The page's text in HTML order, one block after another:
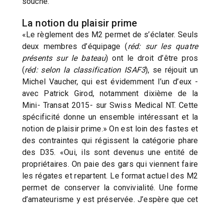
La notion du plaisir prime
«Le règlement des M2 permet de s’éclater. Seuls
deux membres d’équipage (réd: sur les quatre
présents sur le bateau) ont le droit d’être pros
(réd: selon la classification ISAF3), se réjouit un
Michel Vaucher, qui est évidemment l’un d’eux -
avec Patrick Girod, notamment dixième de la
Mini- Transat 2015- sur Swiss Medical NT. Cette
spécificité donne un ensemble intéressant et la
notion de plaisir prime.» On est loin des fastes et
des contraintes qui régissent la catégorie phare
des D35. «Oui, ils sont devenus une entité de
propriétaires. On paie des gars qui viennent faire
les régates et repartent. Le format actuel des M2
permet de conserver la convivialité. Une forme
d’amateurisme y est préservée. J’espère que cet